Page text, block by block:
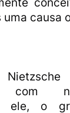
causa
com
ele, o